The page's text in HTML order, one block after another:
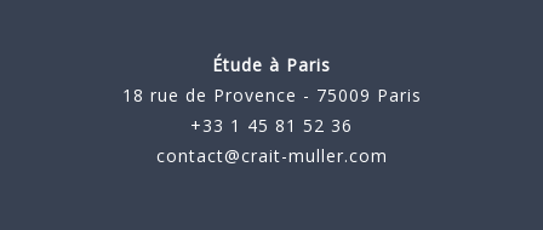
Étude à Paris
18 rue de Provence - 75009 Paris
+33 1 45 81 52 36
contact@crait-muller.com